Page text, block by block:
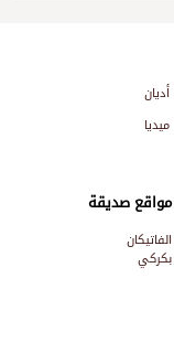
أديان
ميديا
مواقع صديقة
الفاتيكان
بكركي